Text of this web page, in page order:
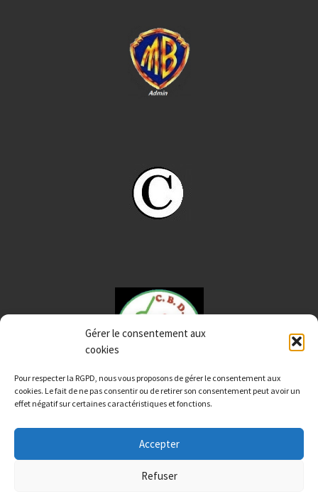
Gérer le consentement aux
cookies
Pour respecter la RGPD, nous vous proposons de gérer le consentement aux
cookies. Le fait de ne pas consentir ou de retirer son consentement peut avoir un
effet négatif sur certaines caractéristiques et fonctions.
Accepter
Refuser
© 2026CBD12 Aveyron– Tous droits réservés